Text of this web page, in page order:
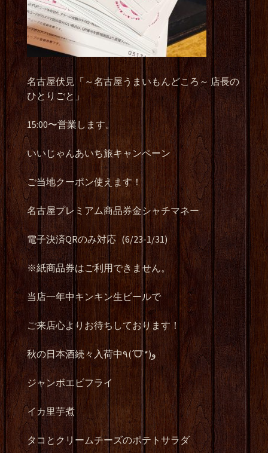
名古屋伏見「～名古屋うまいもんどころ～ 店長の
ひとりごと」
15:00〜営業します。
いいじゃんあいち旅キャンペーン
ご当地クーポン使えます！
名古屋プレミアム商品券金シャチマネー
電子決済QRのみ対応 (6/23-1/31)
※紙商品券はご利用できません。
当店一年中キンキン生ビールで
ご来店心よりお待ちしております！
秋の日本酒続々入荷中٩(ˊᗜˋ*)و
ジャンボエビフライ
イカ里芋煮
タコとクリームチーズのポテトサラダ